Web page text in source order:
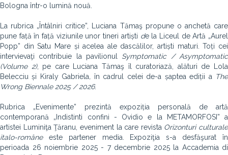
Bologna într-o lumină nouă.
La rubrica „Întâlniri critice”, Luciana Tămaş propune o anchetă care
pune față în față viziunile unor tineri artiști de la Liceul de Artă „Aurel
Popp” din Satu Mare și acelea ale dascălilor, artiști maturi. Toți cei
intervievaţi contribuie la pavilionul Symptomatic / Asymptomatic
(Volume 2), pe care Luciana Tămaş îl curatoriază, alături de Lola
Belecciu și Kiraly Gabriela, în cadrul celei de-a șaptea ediții a The
Wrong Biennale 2025 / 2026.
Rubrica „Evenimente” prezintă expoziția personală de artă
contemporană „Indistinti confini - Ovidio e la METAMORFOSI” a
artistei Luminiţa Ţăranu, eveniment la care revista Orizonturi culturale
italo-româneeste partener media. Expoziţia s-a desfăşurat în
perioada 26 noiembrie 2025 - 7 decembrie 2025 la Accademia di